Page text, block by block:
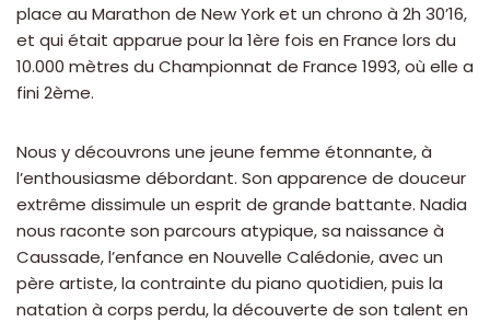
place au Marathon de New York et un chrono à 2h 30’16,
et qui était apparue pour la 1ère fois en France lors du
10.000 mètres du Championnat de France 1993, où elle a
fini 2ème.
Nous y découvrons une jeune femme étonnante, à
l’enthousiasme débordant. Son apparence de douceur
extrême dissimule un esprit de grande battante. Nadia
nous raconte son parcours atypique, sa naissance à
Caussade, l’enfance en Nouvelle Calédonie, avec un
père artiste, la contrainte du piano quotidien, puis la
natation à corps perdu, la découverte de son talent en